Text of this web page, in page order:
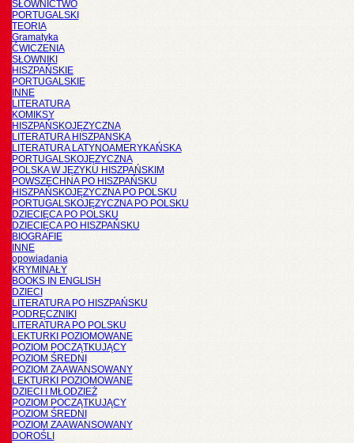
SŁOWNICTWO
PORTUGALSKI
TEORIA
Gramatyka
ĆWICZENIA
SŁOWNIKI
HISZPAŃSKIE
PORTUGALSKIE
INNE
LITERATURA
KOMIKSY
HISZPAŃSKOJĘZYCZNA
LITERATURA HISZPANSKA
LITERATURA LATYNOAMERYKAŃSKA
PORTUGALSKOJĘZYCZNA
POLSKA W JĘZYKU HISZPAŃSKIM
POWSZECHNA PO HISZPAŃSKU
HISZPAŃSKOJĘZYCZNA PO POLSKU
PORTUGALSKOJĘZYCZNA PO POLSKU
DZIECIĘCA PO POLSKU
DZIECIĘCA PO HISZPAŃSKU
BIOGRAFIE
INNE
opowiadania
KRYMINAŁY
BOOKS IN ENGLISH
DZIECI
LITERATURA PO HISZPAŃSKU
PODRĘCZNIKI
LITERATURA PO POLSKU
LEKTURKI POZIOMOWANE
POZIOM POCZĄTKUJĄCY
POZIOM ŚREDNI
POZIOM ZAAWANSOWANY
LEKTURKI POZIOMOWANE
DZIECI I MŁODZIEŻ
POZIOM POCZĄTKUJĄCY
POZIOM ŚREDNI
POZIOM ZAAWANSOWANY
DOROŚLI